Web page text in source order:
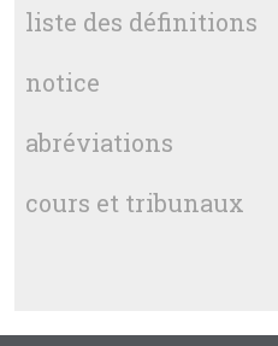
liste des définitions
notice
abréviations
cours et tribunaux